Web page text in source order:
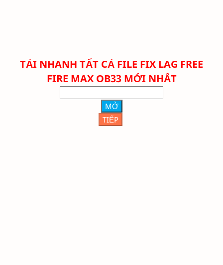
TẢI NHANH TẤT CẢ FILE FIX LAG FREE
FIRE MAXOB33 MỚI NHẤT
MỞ
TIẾP